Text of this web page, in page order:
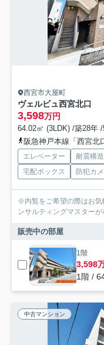
西宮市大屋町
ヴェルビュ西宮北口
3,598万円
64.02㎡ (3LDK) /築28年 /
阪急神戸本線「西宮北
エレベーター 耐震構造
宅配ボックス
防犯カ
※内覧をご希望の際はお気軽にご連絡
ンサルティングマスター
販売中の部屋
1階
3,598
1階 /
中古マンション